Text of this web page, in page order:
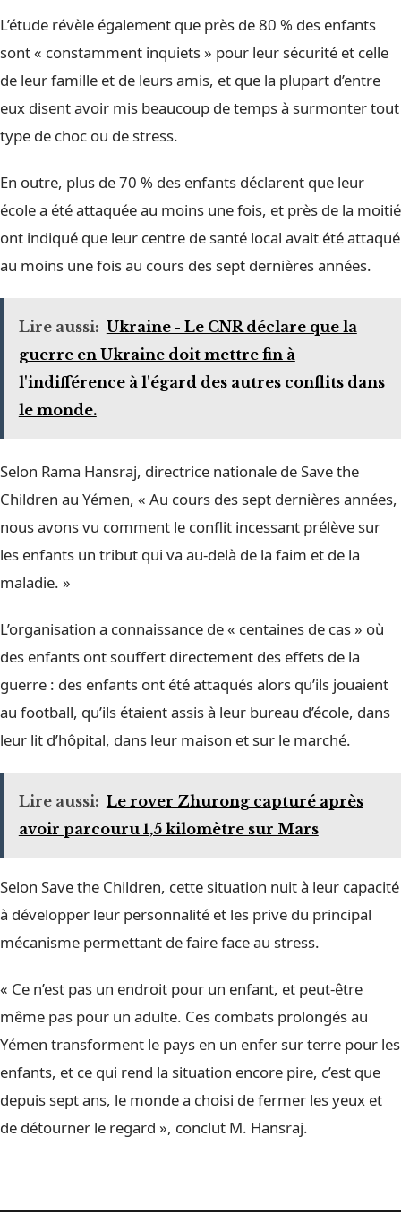
L’étude révèle également que près de 80 % des enfants
sont « constamment inquiets » pour leur sécurité et celle
de leur famille et de leurs amis, et que la plupart d’entre
eux disent avoir mis beaucoup de temps à surmonter tout
type de choc ou de stress.
En outre, plus de 70 % des enfants déclarent que leur
école a été attaquée au moins une fois, et près de la moitié
ont indiqué que leur centre de santé local avait été attaqué
au moins une fois au cours des sept dernières années.
Lire aussi: Ukraine - Le CNR déclare que la
guerre en Ukraine doit mettre fin à
l'indifférence à l'égard des autres conflits dans
le monde.
Selon Rama Hansraj, directrice nationale de Save the
Children au Yémen, « Au cours des sept dernières années,
nous avons vu comment le conflit incessant prélève sur
les enfants un tribut qui va au-delà de la faim et de la
maladie. »
L’organisation a connaissance de « centaines de cas » où
des enfants ont souffert directement des effets de la
guerre : des enfants ont été attaqués alors qu’ils jouaient
au football, qu’ils étaient assis à leur bureau d’école, dans
leur lit d’hôpital, dans leur maison et sur le marché.
Lire aussi: Le rover Zhurong capturé après
avoir parcouru 1,5 kilomètre sur Mars
Selon Save the Children, cette situation nuit à leur capacité
à développer leur personnalité et les prive du principal
mécanisme permettant de faire face au stress.
« Ce n’est pas un endroit pour un enfant, et peut-être
même pas pour un adulte. Ces combats prolongés au
Yémen transforment le pays en un enfer sur terre pour les
enfants, et ce qui rend la situation encore pire, c’est que
depuis sept ans, le monde a choisi de fermer les yeux et
de détourner le regard », conclut M. Hansraj.